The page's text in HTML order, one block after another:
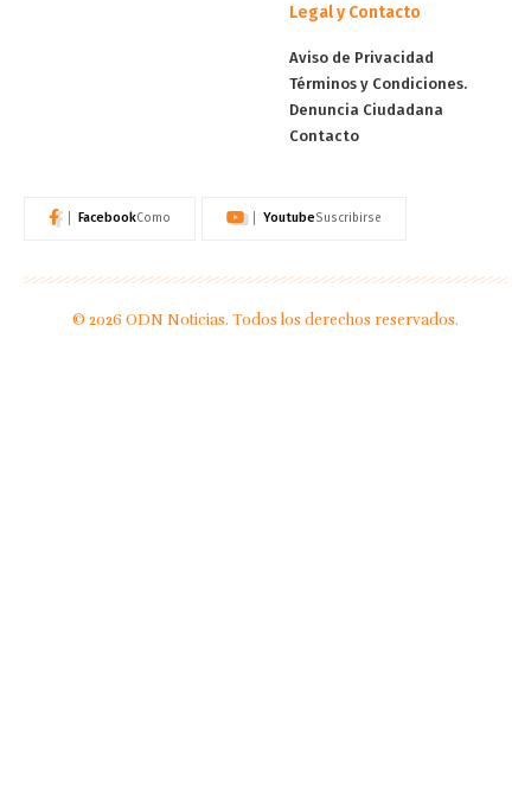
Legal y Contacto
Aviso de Privacidad
Términos y Condiciones.
Denuncia Ciudadana
Contacto
FacebookComo YoutubeSuscribirse
© 2026 ODN Noticias. Todos los derechos reservados.